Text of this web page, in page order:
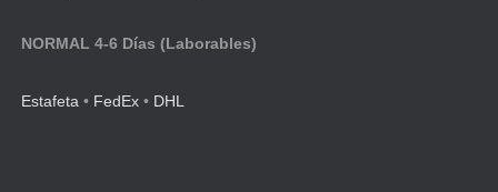
NORMAL 4-6 Días (Laborables)
Estafeta • FedEx • DHL